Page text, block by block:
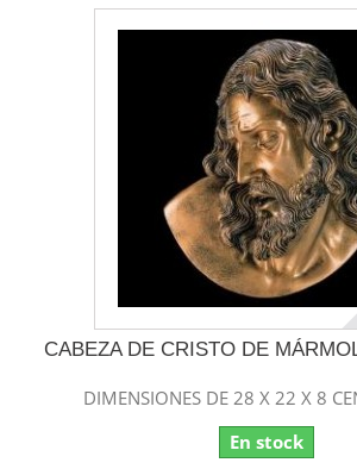
CABEZA DE CRISTO DE
DIMENSIONES DE 28 X 22 X 8
En stock